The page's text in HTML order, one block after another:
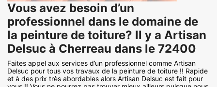
Vous avez besoin d’un
professionnel dans le domaine de
la peinture de toiture? Il y a Artisan
Delsuc à Cherreau dans le 72400
Faites appel aux services d’un professionnel comme Artisan
Delsuc pour tous vos travaux de la peinture de toiture !! Rapide
et à des prix très abordables alors Artisan Delsuc est fait pour